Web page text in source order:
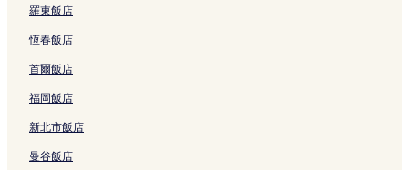
羅東飯店
恆春飯店
首爾飯店
福岡飯店
新北市飯店
曼谷飯店